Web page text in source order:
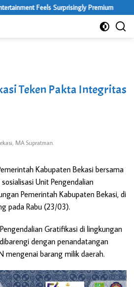
Feels Surprisingly Premium
Teken Pakta Integritas
MA Supratman.
Kabupaten Bekasi bersama
Unit Pengendalian
Pemerintah Kabupaten Bekasi, di
pada Rabu (23/03).
Gratifikasi di lingkungan
dengan penandatangan
mengenai barang milik daerah.